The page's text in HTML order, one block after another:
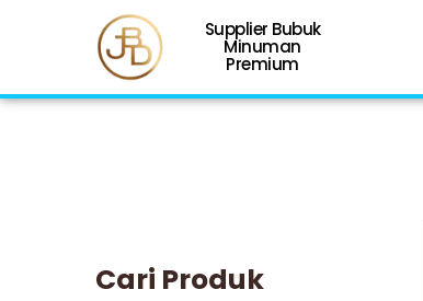
Supplier Bubuk
Minuman
Premium
Cari Produk